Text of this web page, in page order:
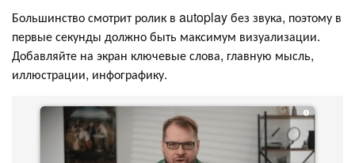
Большинство смотрит ролик в autoplay без звука, поэтому в
первые секунды должно быть максимум визуализации.
Добавляйте на экран ключевые слова, главную мысль,
иллюстрации, инфографику.